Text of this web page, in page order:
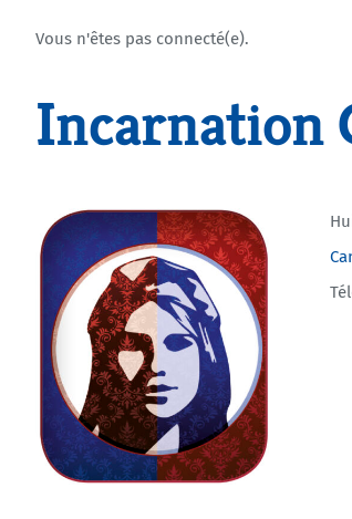
Vous n'êtes pas connecté(e).
Incarnation